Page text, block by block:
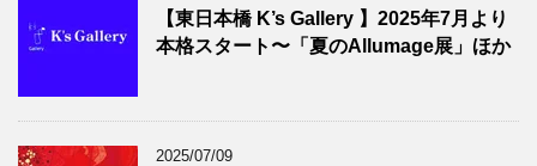
【東日本橋 K’s Gallery 】2025年7月より
本格スタート〜「夏のAllumage展」ほか
2025/07/09